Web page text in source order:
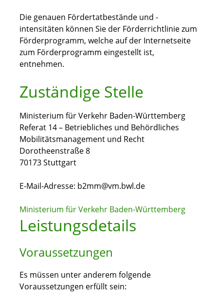
Die genauen Fördertatbestände und -
intensitäten können Sie der Förderrichtlinie zum
Förderprogramm, welche auf der Internetseite
zum Förderprogramm eingestellt ist,
entnehmen.
Zuständige Stelle
Ministerium für Verkehr Baden-Württemberg
Referat 14 – Betriebliches und Behördliches
Mobilitätsmanagement und Recht
Dorotheenstraße 8
70173 Stuttgart
E-Mail-Adresse: b2mm@vm.bwl.de
Ministerium für Verkehr Baden-Württemberg
Leistungsdetails
Voraussetzungen
Es müssen unter anderem folgende
Voraussetzungen erfüllt sein: